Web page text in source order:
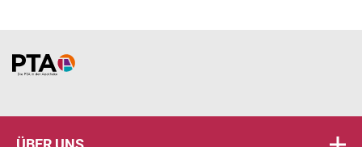
Home